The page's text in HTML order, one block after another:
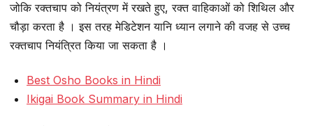
जोकि रक्तचाप को नियंत्रण में रखते हुए, रक्त वाहिकाओं को शिथिल और
चौड़ा करता है । इस तरह मेडिटेशन यानि ध्यान लगाने की वजह से उच्च
रक्तचाप नियंत्रित किया जा सकता है ।
Best Osho Books in Hindi
Ikigai Book Summary in Hindi